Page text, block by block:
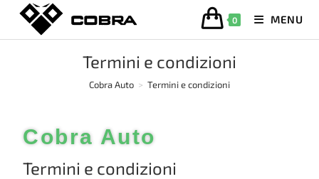
0 MENU
Termini e condizioni
Cobra Auto > Termini e condizioni
Cobra Auto
Termini e condizioni